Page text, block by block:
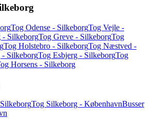
Tog Odense - SilkeborgTog Vejle -
SilkeborgTog Greve - SilkeborgTog
Tog Holstebro - SilkeborgTog Næstved -
SilkeborgTog Esbjerg - SilkeborgTog
Horsens - Silkeborg
Tog Silkeborg - KøbenhavnBusser